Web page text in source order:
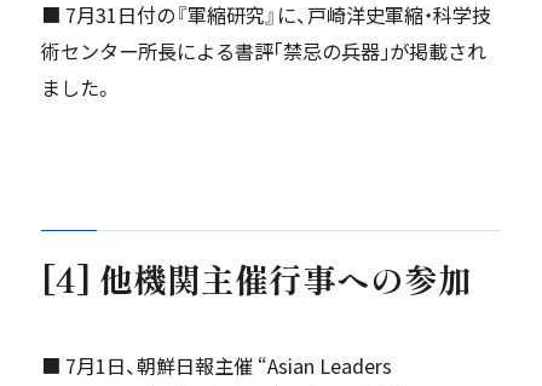
■ 7月31日付の『軍縮研究』に、戸崎洋史軍縮・科学技
術センター所長による書評｢禁忌の兵器｣が掲載され
ました。
[4] 他機関主催行事への参加
■ 7月1日、朝鮮日報主催 “Asian Leaders